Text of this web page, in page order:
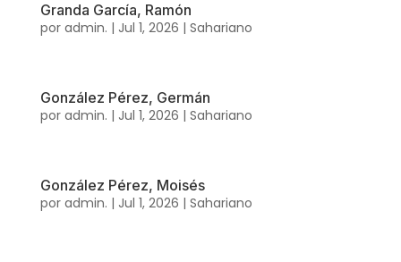
Granda García, Ramón
por admin. | Jul 1, 2026 | Sahariano
González Pérez, Germán
por admin. | Jul 1, 2026 | Sahariano
González Pérez, Moisés
por admin. | Jul 1, 2026 | Sahariano